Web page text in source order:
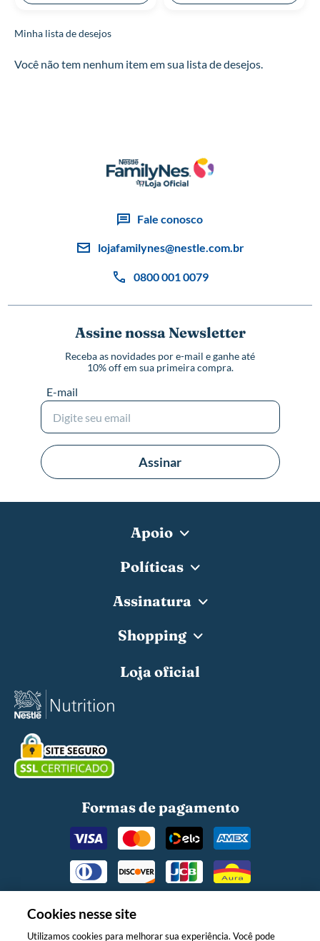
Minha lista de desejos
Você não tem nenhum item em sua lista de desejos.
Fale conosco
lojafamilynes@nestle.com.br
0800 001 0079
Assine nossa Newsletter
Receba as novidades por e-mail e ganhe até
10% off em sua primeira compra.
E-mail
Assinar
Apoio
Políticas
Assinatura
Shopping
Loja oficial
Formas de pagamento
Cookies nesse site
Utilizamos cookies para melhorar sua experiência. Você pode